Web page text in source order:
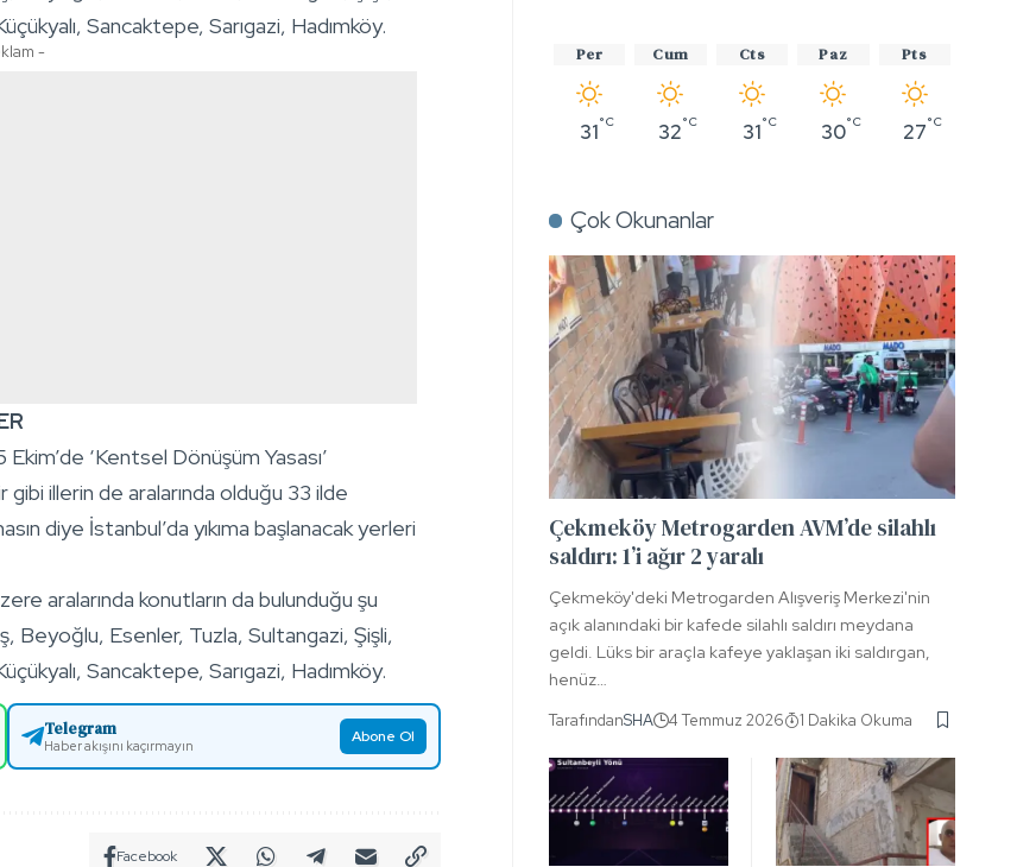
Sancaktepe, Sarıgazi, Hadımköy.
-
‘Kentsel Dönüşüm Yasası’
gibi illerin de aralarında olduğu 33 ilde
diye İstanbul’da yıkıma başlanacak yerleri
aralarında konutların da bulunduğu şu
Beyoğlu, Esenler, Tuzla, Sultangazi, Şişli,
Sancaktepe, Sarıgazi, Hadımköy.
Telegram
Haber akışını kaçırmayın Abone Ol
Facebook
Per
31°C
Cum
32°C
Cts
31°C
Paz
30°C
Pts
27°C
Çok Okunanlar
Çekmeköy Metrogarden AVM’de silahlı
saldırı: 1’i ağır 2 yaralı
Çekmeköy'deki Metrogarden Alışveriş Merkezi'nin
açık alanındaki bir kafede silahlı saldırı meydana
geldi. Lüks bir araçla kafeye yaklaşan iki saldırgan,
henüz…
TarafındanSHA 4 Temmuz 2026 1 Dakika Okuma